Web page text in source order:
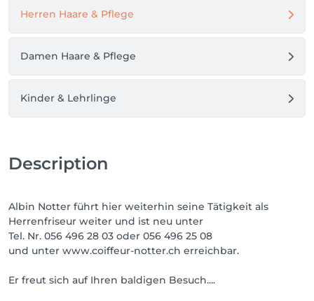
karin.ch    oder 056 496 25 08  Termine buchen.
Es bedienen Sie:
Melanie
Kunde zufrieden ist.
Herren Haare & Pflege
Damen Haare & Pflege
Kinder & Lehrlinge
Description
Albin Notter führt hier weiterhin seine Tätigkeit als
Herrenfriseur weiter und ist neu unter
Tel. Nr. 056 496 28 03 oder 056 496 25 08
und unter www.coiffeur-notter.ch erreichbar.
Er freut sich auf Ihren baldigen Besuch....